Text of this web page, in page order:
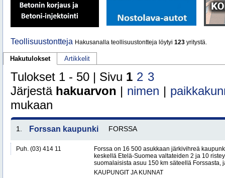
Teollisuustontteja Hakusanalla teollisuustontteja löytyi 123 yritystä.
Hakutulokset Artikkelit
Tulokset 1 - 50 | Sivu 1 2 3
Järjestä hakuarvon | nimen |
mukaan
1. Forssan kaupunki FORSSA
Puh. (03) 414 11
Forssa on 16 500 asukkaan järkivihreä
keskellä Etelä-Suomea valtateiden 2 ja 10
suomalaisista asuu 150 km säteellä Forssasta,
KAUPUNGIT JA KUNNAT